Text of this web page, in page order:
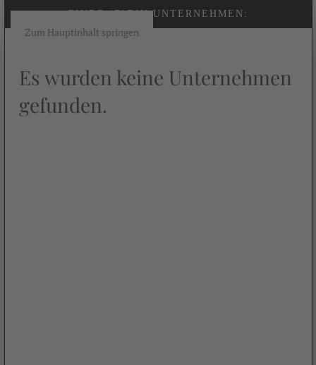
Zum Hauptinhalt springen
FINDE (D)EIN UNTERNEHMEN:
Es wurden keine Unternehmen
gefunden.